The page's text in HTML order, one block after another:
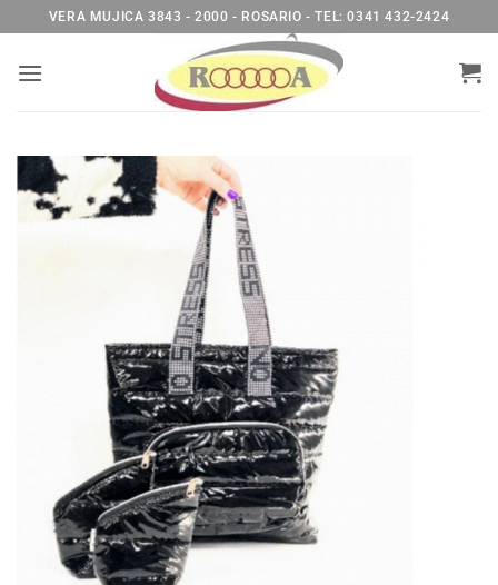
al
contenido
VERA MUJICA 3843 - 2000 - ROSARIO - TEL: 0341 432-2424